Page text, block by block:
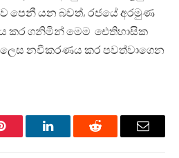
පෙනී යන බවත්, රජයේ අරමුණ
කර ගනිමින් මෙම ‌ ඓතිහාසික
ලෙස නවීකරණය කර පවත්වා‌ගෙන
Pinterest LinkedInReddit Email